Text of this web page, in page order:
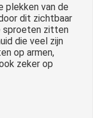
plekken van de
dit zichtbaar
sproeten zitten
die veel zijn
op armen,
zeker op